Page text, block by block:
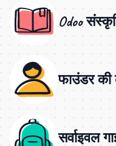
Odoo
फाउंडर की
सर्वाइवल